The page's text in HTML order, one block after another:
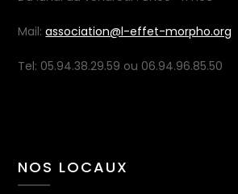
Mail:association@l-effet-morpho.org
Tel: 05.94.38.29.59 ou 06.94.96.85.50
NOS LOCAUX